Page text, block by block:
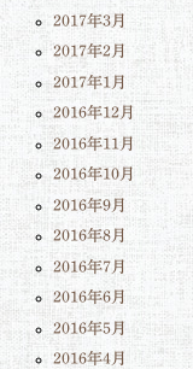
2017年3月
2017年2月
2017年1月
2016年12月
2016年11月
2016年10月
2016年9月
2016年8月
2016年7月
2016年6月
2016年5月
2016年4月